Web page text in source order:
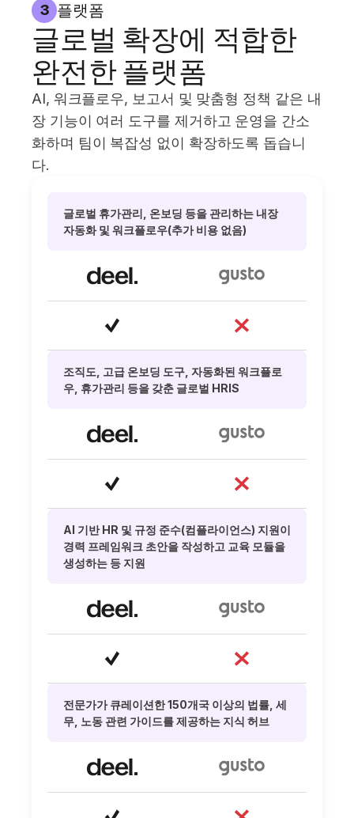
3 플랫폼
글로벌 확장에 적합한
완전한 플랫폼
AI, 워크플로우, 보고서 및 맞춤형 정책 같은 내
장 기능이 여러 도구를 제거하고 운영을 간소
화하며 팀이 복잡성 없이 확장하도록 돕습니
다.
글로벌 휴가관리, 온보딩 등을 관리하는 내장
자동화 및 워크플로우(추가 비용 없음)
조직도, 고급 온보딩 도구, 자동화된 워크플로
우, 휴가관리 등을 갖춘 글로벌 HRIS
AI 기반 HR 및 규정 준수(컴플라이언스) 지원이
경력 프레임워크 초안을 작성하고 교육 모듈을
생성하는 등 지원
전문가가 큐레이션한 150개국 이상의 법률, 세
무, 노동 관련 가이드를 제공하는 지식 허브